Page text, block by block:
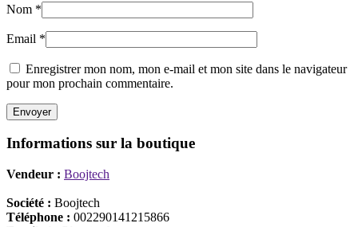
Nom *
Email *
Enregistrer mon nom, mon e-mail et mon site dans le navigateur
pour mon prochain commentaire.
Informations sur la boutique
Vendeur : Boojtech
Société : Boojtech
Téléphone : 002290141215866